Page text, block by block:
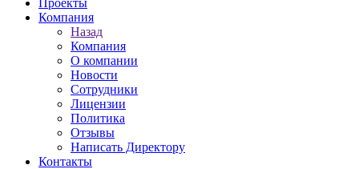
Проекты
Компания
Назад
Компания
О компании
Новости
Сотрудники
Лицензии
Политика
Отзывы
Написать Директору
Контакты